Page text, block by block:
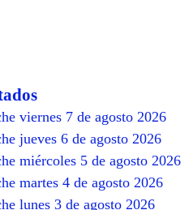
viernes 7 de agosto 2026
jueves 6 de agosto 2026
miércoles 5 de agosto 2026
martes 4 de agosto 2026
lunes 3 de agosto 2026